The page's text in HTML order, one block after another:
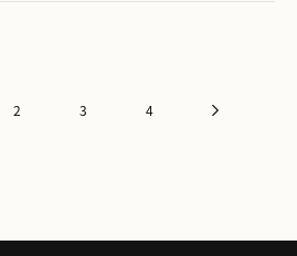
2 3 4